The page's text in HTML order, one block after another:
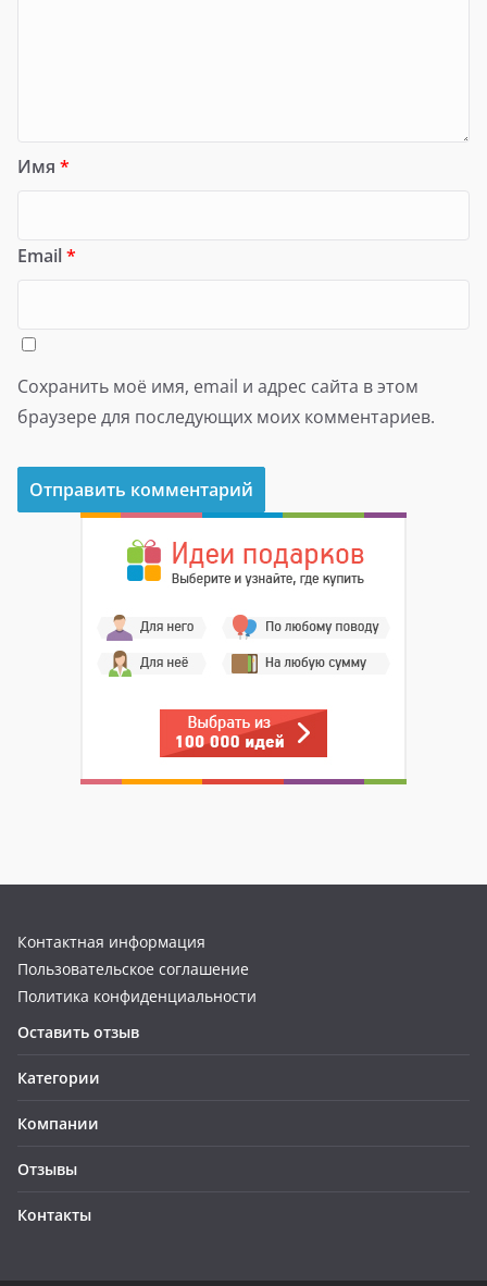
Имя *
Email*
Сохранить моё имя, email и адрес сайта в этом
браузере для последующих моих комментариев.
Контактная информация
Пользовательское соглашение
Политика конфиденциальности
Оставить отзыв
Категории
Компании
Отзывы
Контакты